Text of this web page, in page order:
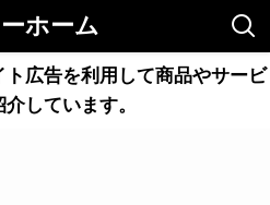
ホーム
広告を利用して商品やサービ
しています。